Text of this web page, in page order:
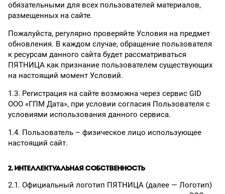
обязательными для всех пользователей материалов,
размещенных на сайте.
Пожалуйста, регулярно проверяйте Условия на предмет
обновления. В каждом случае, обращение пользователя
к ресурсам данного сайта будет рассматриваться
ПЯТНИЦА как признание пользователем существующих
на настоящий момент Условий.
1.3. Регистрация на сайте возможна через сервис GID
ООО «ГПМ Дата», при условии согласия Пользователя с
условиями использования данного сервиса.
1.4. Пользователь – физическое лицо использующее
настоящий сайт.
2. ИНТЕЛЛЕКТУАЛЬНАЯ СОБСТВЕННОСТЬ
2.1. Официальный логотип ПЯТНИЦА (далее — Логотип)